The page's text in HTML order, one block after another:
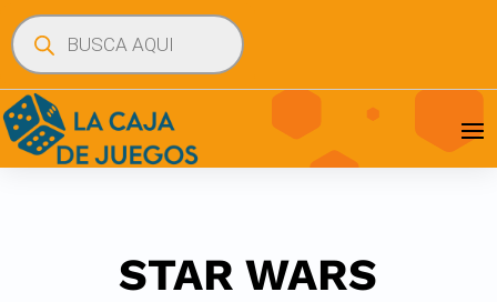
Búsqueda
de
productos
STAR WARS